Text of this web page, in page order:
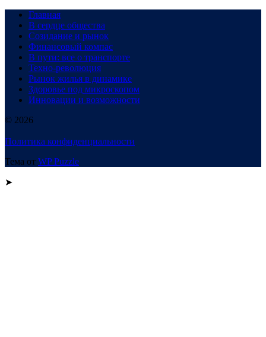
Главная
В сердце общества
Созидание и рынок
Финансовый компас
В пути: все о транспорте
Техно-революция
Рынок жилья в динамике
Здоровье под микроскопом
Инновации и возможности
© 2026
Политика конфиденциальности
Тема от WP Puzzle
➤